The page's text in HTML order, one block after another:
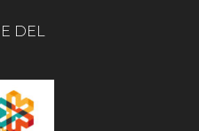
DEL